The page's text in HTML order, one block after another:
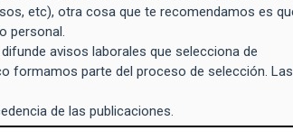
etc), otra cosa que te recomendamos es
personal.
avisos laborales que selecciona de
formamos parte del proceso de selección. Las
de las publicaciones.